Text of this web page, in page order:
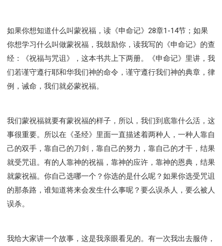
如果你想知道什么叫蒙祝福，读《申命记》28章1-14节；如果
你想学习什么叫做蒙祝福，我鼓励你，读我写的《申命记》的查
经：《祝福与咒诅》，这本书共上下两册。《申命记》里讲，我
们若谨守遵行耶和华我们神的命令，谨守遵行我们神的典章，律
例，诫命，我们就必蒙祝福。
我们蒙祝福就要有蒙祝福的样子，所以，我们到底靠什么活，这
事很重要。所以在《圣经》里面一直描述着两种人，一种人靠自
己的双手，靠自己的刀剑，靠自己的努力，靠自己的才干，结果
就受咒诅。有的人靠神的祝福，靠神的应许，靠神的恩典，结果
就蒙祝福。你自己选哪一个？你选的是什么呢？如果你选受咒诅
的那条路，谁知道将来会发生什么事呢？要么误杀人，要么被人
误杀。
我给大家讲一个故事，这是我亲眼看见的。有一次我出去服侍，